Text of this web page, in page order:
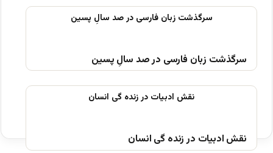
سرگذشت زبان فارسی در صد سالِ پسین
نقش ادبیات در زنده گی انسان